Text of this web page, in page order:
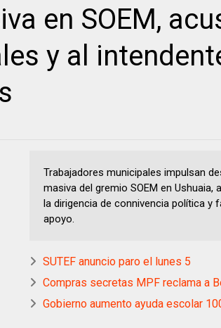
en SOEM,
y al
Trabajadores municipales impulsan
masiva del gremio SOEM en Ushuaia,
la dirigencia de connivencia política y
apoyo.
SUTEF anuncio paro el lunes 5
Compras secretas MPF reclama a
Gobierno aumento ayuda escolar